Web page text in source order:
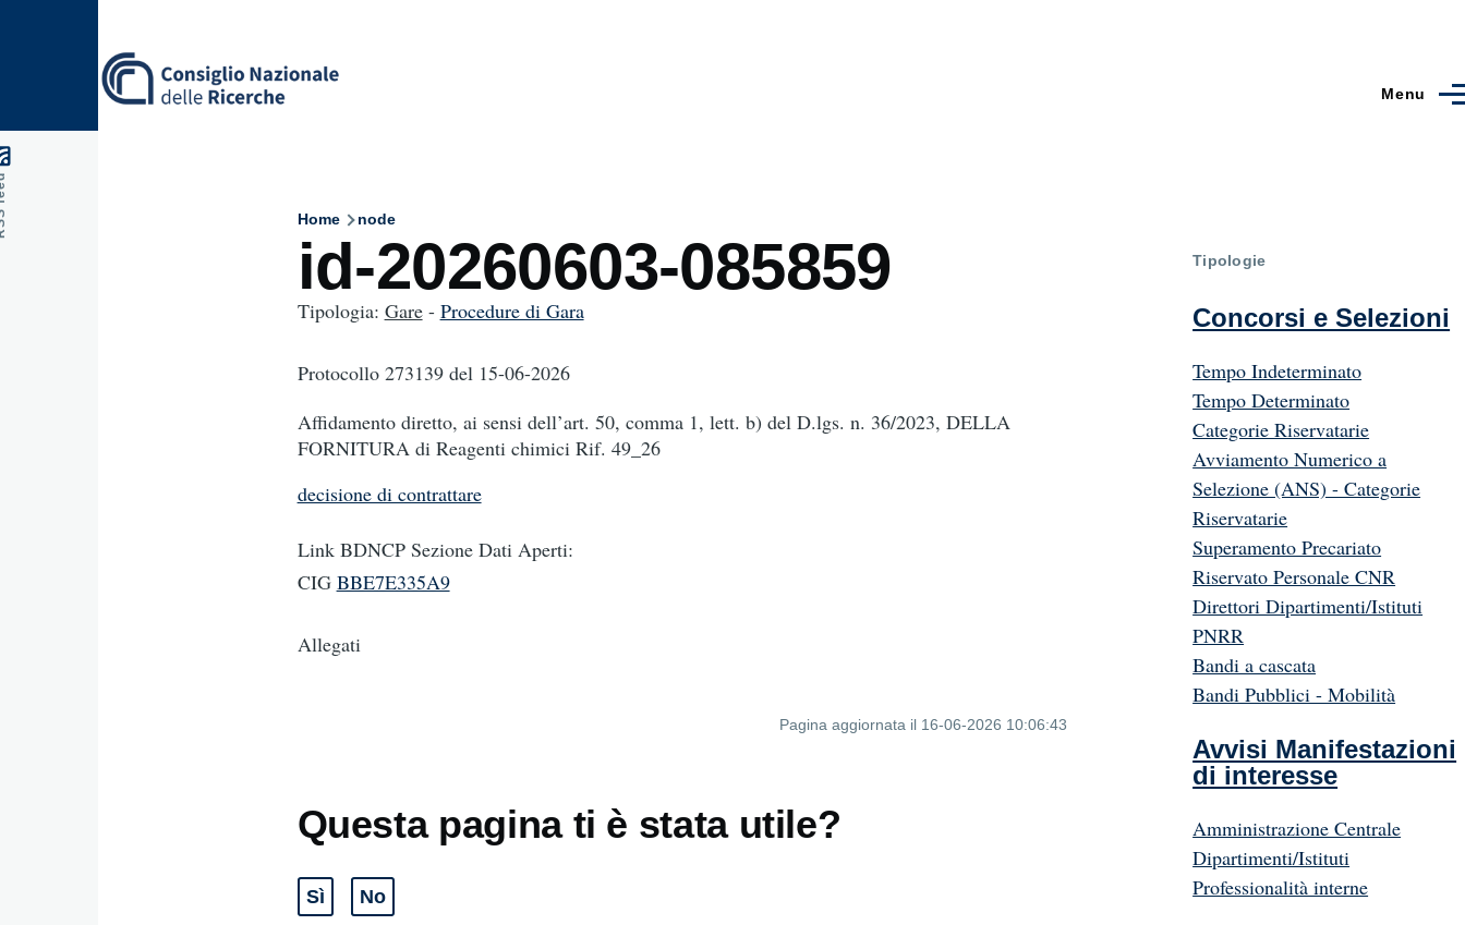
Menu
Breadcrumb
Home node
id-20260603-085859
Tipologia: Gare- Procedure di Gara
Protocollo 273139 del 15-06-2026
Affidamento diretto, ai sensi dell’art. 50, comma 1, lett. b) del D.lgs. n. 36/2023, DELLA
FORNITURA di Reagenti chimici Rif. 49_26
decisione di contrattare
Link BDNCP Sezione Dati Aperti:
CIG BBE7E335A9
Allegati
Pagina aggiornata il 16-06-2026 10:06:43
Questa pagina ti è stata utile?
Sì
Tipologie
Concorsi e Selezioni
Tempo Indeterminato
Tempo Determinato
Categorie Riservatarie
Avviamento Numerico a
Selezione (ANS) - Categorie
Riservatarie
Superamento Precariato
Riservato Personale CNR
Direttori Dipartimenti/Istituti
PNRR
Bandi a cascata
Bandi Pubblici - Mobilità
Avvisi Manifestazioni
di interesse
Amministrazione Centrale
Dipartimenti/Istituti
Professionalità interne